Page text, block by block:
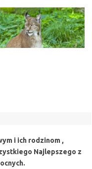
i ich rodzinom ,
Najlepszego z